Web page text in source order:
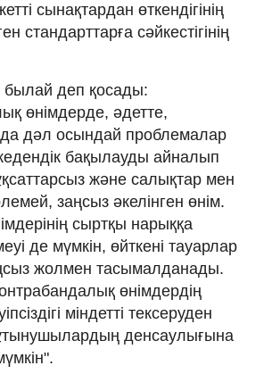
сынақтардан өткендігінің
стандарттарға сәйкестігінің
деп қосады:
өнімдерде, әдетте,
дәл осындай проблемалар
бақылауды айналып
және салықтар мен
заңсыз әкелінген өнім.
сыртқы нарыққа
де мүмкін, өйткені тауарлар
жолмен тасымалданады.
өнімдердің
міндетті тексеруден
денсаулығына